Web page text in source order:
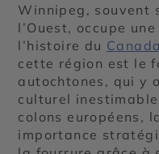
Winnipeg, souvent
l’Ouest, occupe
l’histoire du Canada
cette région est le
autochtones, qui y
culturel
colons européens,
importance